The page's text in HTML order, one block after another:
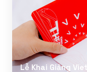
Lễ Khai Giảng